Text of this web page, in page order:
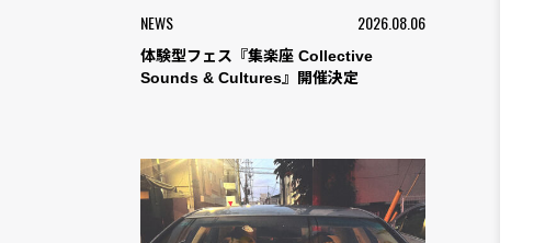
NEWS 2026.08.06
体験型フェス『集楽座 Collective
Sounds & Cultures』開催決定